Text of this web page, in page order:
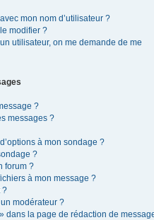
mon nom d’utilisateur ?
modifier ?
utilisateur, on me demande de me
?
messages ?
à mon sondage ?
?
forum ?
à mon message ?
?
modérateur ?
dans la page de rédaction de